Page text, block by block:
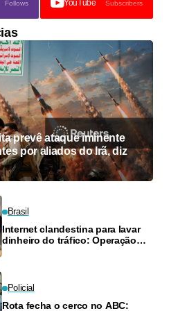
Follows YouTube Subscribers
prevê ataque iminente
por aliados do Irã, diz
Brasil
Internet clandestina para lavar
dinheiro do tráfico: Operação
Policial
Rota fecha o cerco no ABC: